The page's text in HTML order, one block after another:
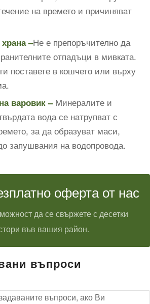
на времето и причиняват
–Не е препоръчително да
отпадъци в мивката.
поставете в кошчето или върху
варовик – Минералите и
вода се натрупват с
за да образуват маси,
запушвания на водопровода.
оферта от нас
да се свържете с десетки
във вашия район.
въпроси
въпроси, ако Ви